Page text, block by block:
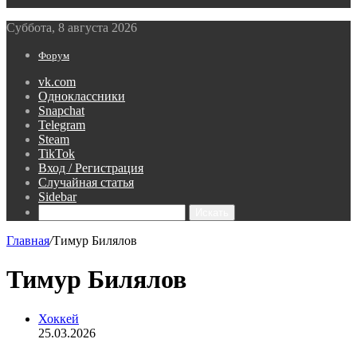
Суббота, 8 августа 2026
Форум
vk.com
Одноклассники
Snapchat
Telegram
Steam
TikTok
Вход / Регистрация
Случайная статья
Sidebar
Главная/Тимур Билялов
Тимур Билялов
Хоккей
25.03.2026